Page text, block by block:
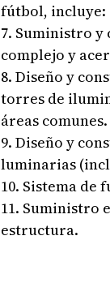
fútbol, incluye:
7. Suministro y
complejo y
8. Diseño y
torres de
áreas comunes.
9. Diseño y
luminarias
10. Sistema de
11. Suministro
estructura.